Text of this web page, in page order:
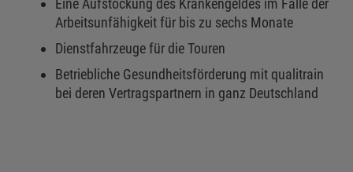
Eine Aufstockung des Krankengeldes im Falle der
Arbeitsunfähigkeit für bis zu sechs Monate
Dienstfahrzeuge für die Touren
Betriebliche Gesundheitsförderung mit qualitrain
bei deren Vertragspartnern in ganz Deutschland